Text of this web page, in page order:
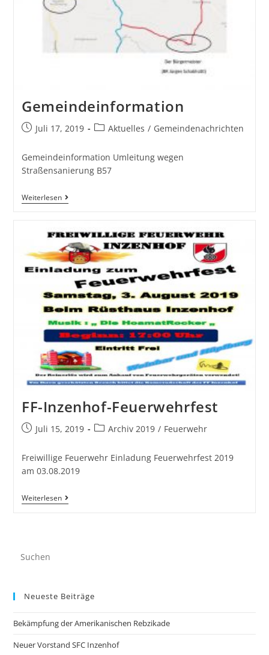
Gemeindeinformation
Juli 17, 2019 Aktuelles / Gemeindenachrichten
Gemeindeinformation Umleitung wegen
Straßensanierung B57
Weiterlesen
FF-Inzenhof-Feuerwehrfest
Juli 15, 2019 Archiv 2019 / Feuerwehr
Freiwillige Feuerwehr Einladung Feuerwehrfest 2019
am 03.08.2019
Weiterlesen
Neueste Beiträge
Bekämpfung der Amerikanischen Rebzikade
Neuer Vorstand SFC Inzenhof